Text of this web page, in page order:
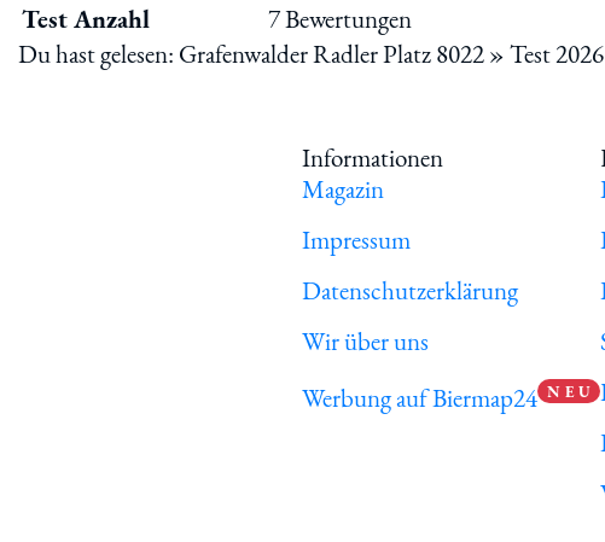
Test Anzahl
7 Bewertungen
Du hast gelesen: Grafenwalder Radler Platz 8022 » Test
Informationen
Magazin
Impressum
Datenschutzerklärung
Wir über uns
Werbung auf Biermap24 N E U